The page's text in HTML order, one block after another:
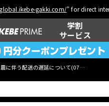
gakki.com/" for direct
学割
サービス
に伴う配送の遅延について(07月29日